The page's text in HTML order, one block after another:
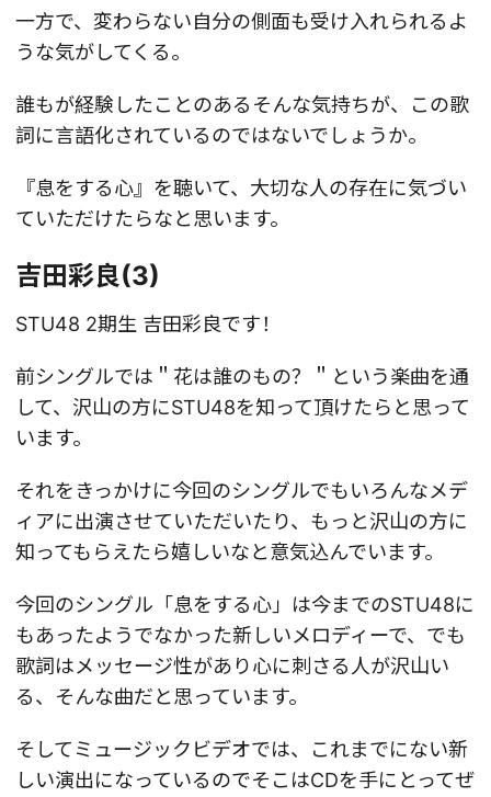
一方で、変わらない自分の側面も受け入れられるよ
うな気がしてくる。
誰もが経験したことのあるそんな気持ちが、この歌
詞に言語化されているのではないでしょうか。
『息をする心』を聴いて、大切な人の存在に気づい
ていただけたらなと思います。
吉田彩良(3)
STU48 2期生 吉田彩良です！
前シングルでは＂花は誰のもの？＂という楽曲を通
して、沢山の方にSTU48を知って頂けたらと思って
います。
それをきっかけに今回のシングルでもいろんなメデ
ィアに出演させていただいたり、もっと沢山の方に
知ってもらえたら嬉しいなと意気込んでいます。
今回のシングル「息をする心」は今までのSTU48に
もあったようでなかった新しいメロディーで、でも
歌詞はメッセージ性があり心に刺さる人が沢山い
る、そんな曲だと思っています。
そしてミュージックビデオでは、これまでにない新
しい演出になっているのでそこはCDを手にとってぜ